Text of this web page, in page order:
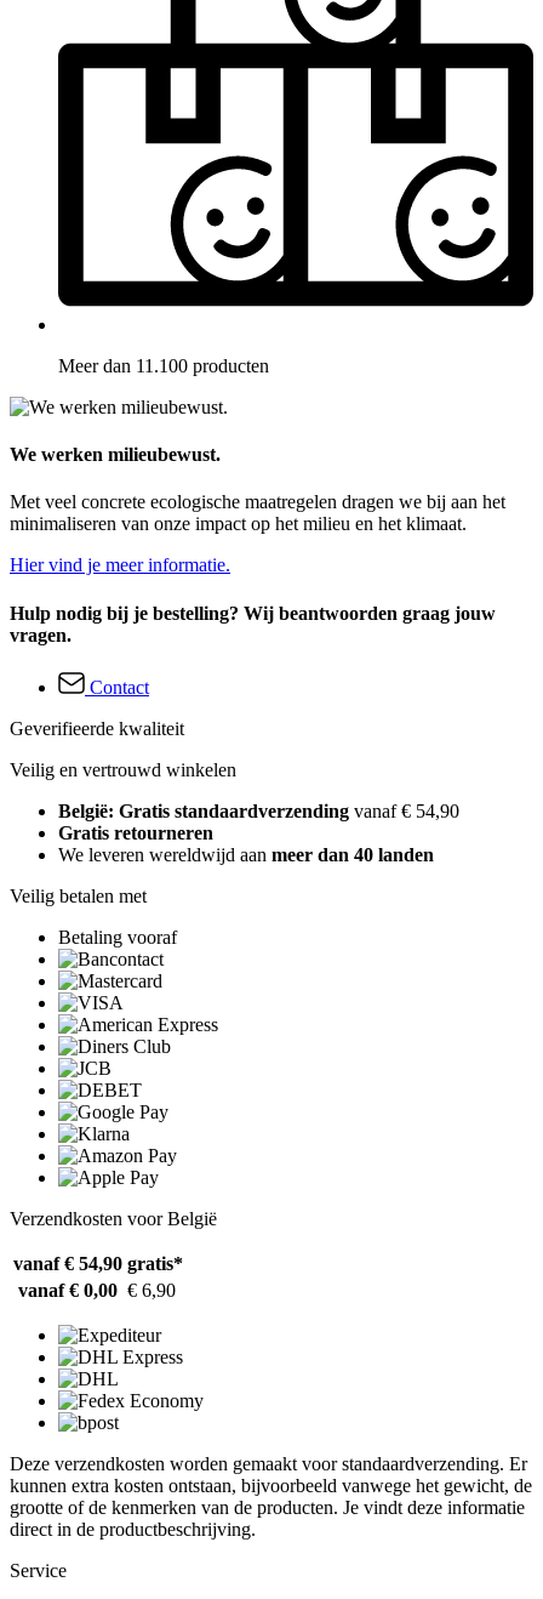
Meer dan 11.100 producten
We werken milieubewust.
Met veel concrete ecologische maatregelen dragen we bij aan het
minimaliseren van onze impact op het milieu en het klimaat.
Hier vind je meer informatie.
Hulp nodig bij je bestelling? Wij beantwoorden graag jouw
vragen.
Contact
Geverifieerde kwaliteit
Veilig en vertrouwd winkelen
België: Gratis standaardverzending vanaf € 54,90
Gratis retourneren
We leveren wereldwijd aan meer dan 40 landen
Veilig betalen met
Betaling vooraf
Verzendkosten voor België
vanaf € 54,90 gratis*
vanaf € 0,00 € 6,90
Deze verzendkosten worden gemaakt voor standaardverzending. Er
kunnen extra kosten ontstaan, bijvoorbeeld vanwege het gewicht, de
grootte of de kenmerken van de producten. Je vindt deze informatie
direct in de productbeschrijving.
Service